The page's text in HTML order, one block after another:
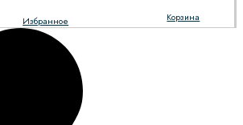
Корзина
Избранное